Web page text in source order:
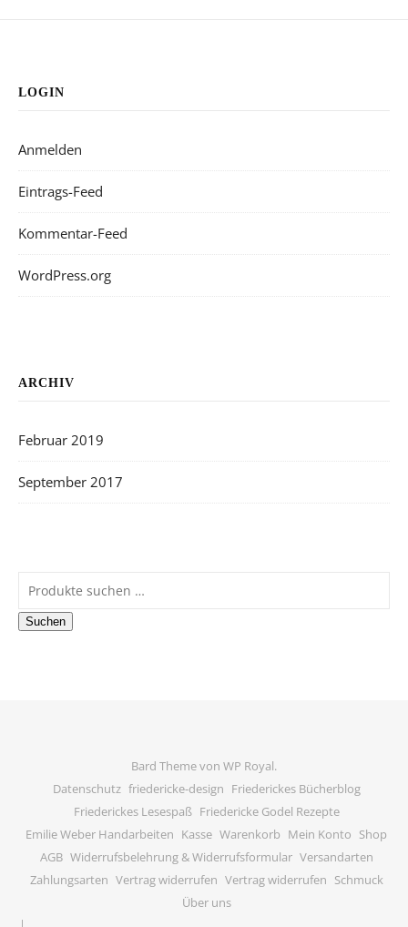
LOGIN
Anmelden
Eintrags-Feed
Kommentar-Feed
WordPress.org
ARCHIV
Februar 2019
September 2017
Suchen nach:
Suchen
Bard Theme von WP Royal.
Datenschutz friedericke-design Friederickes Bücherblog
Friederickes Lesespaß Friedericke Godel Rezepte
Emilie Weber Handarbeiten Kasse Warenkorb Mein Konto Shop
AGB Widerrufsbelehrung & Widerrufsformular Versandarten
Zahlungsarten Vertrag widerrufen Vertrag widerrufen Schmuck
Über uns